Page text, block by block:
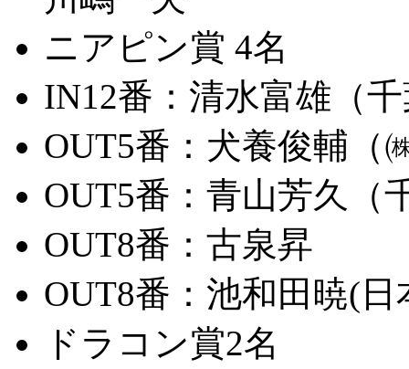
ニアピン賞 4名
IN12番： 清水富雄（
OUT5番： 犬養俊輔（
OUT5番： 青山芳久（
OUT8番： 古泉昇
OUT8番： 池和田暁(日
ドラコン賞2名